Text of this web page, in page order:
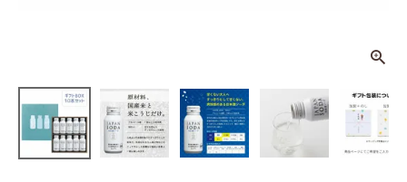
食品
グッズ